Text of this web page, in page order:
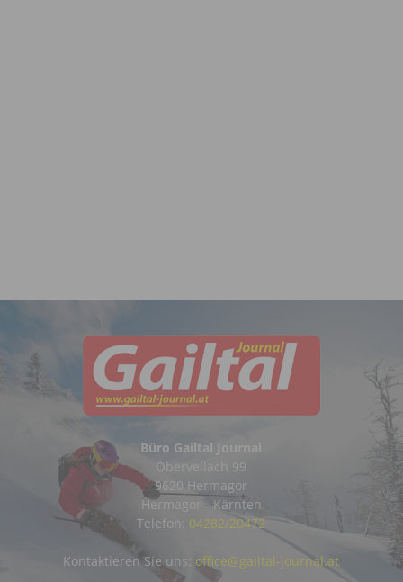
Büro Gailtal Journal
Obervellach 99
9620 Hermagor
Hermagor - Kärnten
Telefon: 04282/20472
Kontaktieren Sie uns: office@gailtal-journal.at